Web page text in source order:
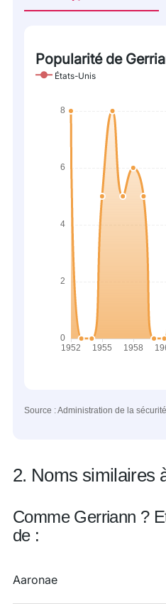
Popularité de
États-Unis
Source : Administration de la
2. Noms similaires
Comme Gerriann ?
de :
Aaronae